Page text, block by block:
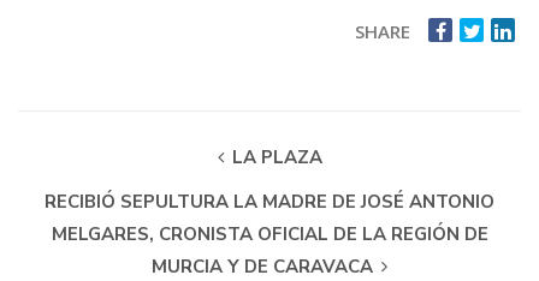
SHARE
LA PLAZA
RECIBIÓ SEPULTURA LA MADRE DE JOSÉ ANTONIO
MELGARES, CRONISTA OFICIAL DE LA REGIÓN DE
MURCIA Y DE CARAVACA